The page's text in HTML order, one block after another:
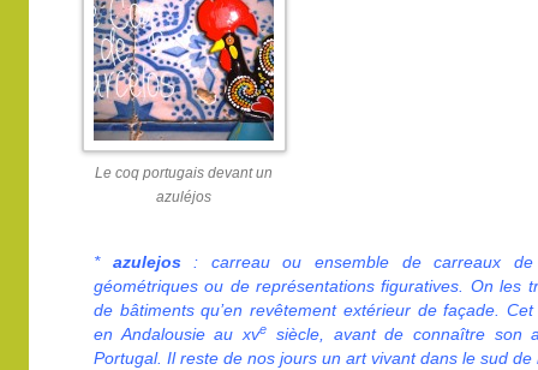
Le coq portugais devant un
azuléjos
* azulejos: carreau ou ensemble de carreaux de
géométriques ou de représentations figuratives. On les
de bâtiments qu’en revêtement extérieur de façade. Cet
en Andalousie au xve
siècle, avant de connaître son
Portugal. Il reste de nos jours un art vivant dans le sud de